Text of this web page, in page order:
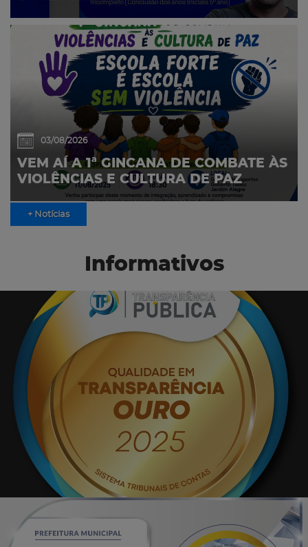
03/08/2026
VEM AÍ A 1ª GINCANA DE COMBATE ÀS
VIOLÊNCIAS E CULTURA DE PAZ
+ Notícias
Informativos